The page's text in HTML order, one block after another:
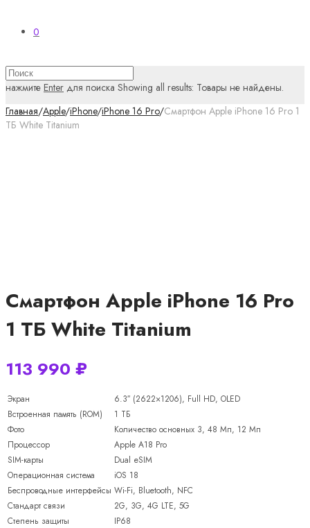
0
нажмите Enter для поиска Showing all results: Товары не найдены.
Главная/Apple/iPhone/iPhone 16 Pro/Смартфон Apple iPhone 16 Pro 1
ТБ White Titanium
Смартфон Apple iPhone 16 Pro
1 ТБ White Titanium
113 990 ₽
Экран
6.3″ (2622×1206), Full HD, OLED
Встроенная память (ROM)
1 ТБ
Фото
Количество основных 3, 48 Мп, 12 Мп
Процессор
Apple A18 Pro
SIM-карты
Dual еSIM
Операционная система
iOS 18
Беспроводные интерфейсы Wi-Fi, Bluetooth, NFC
Стандарт связи
2G, 3G, 4G LTE, 5G
Степень защиты
IP68